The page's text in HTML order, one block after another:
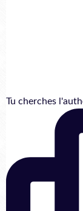
Tu cherches